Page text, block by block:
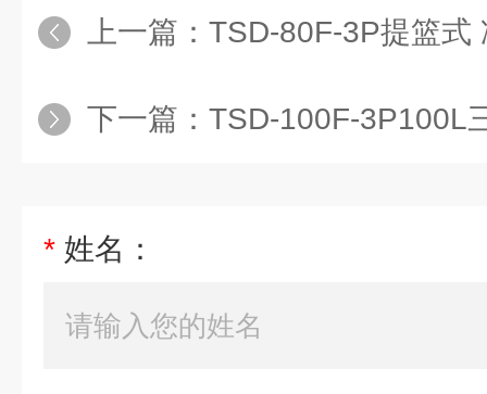
上一篇： TSD-80F-3P提篮式 冷热
下一篇： TSD-100F-3P100L
* 姓名：